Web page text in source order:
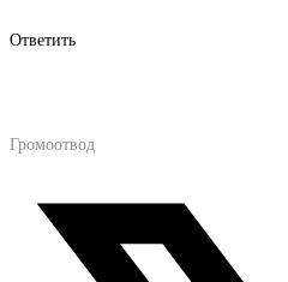
Ответить
Громоотвод